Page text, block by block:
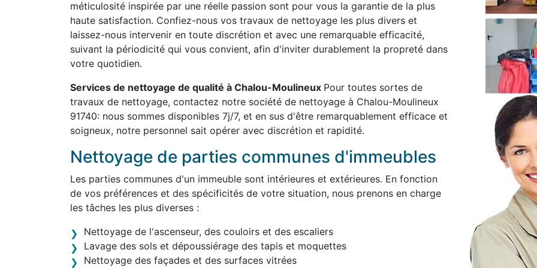
méticulosité inspirée par une réelle passion sont pour vous la garantie de la plus
haute satisfaction. Confiez-nous vos travaux de nettoyage les plus divers et
laissez-nous intervenir en toute discrétion et avec une remarquable efficacité,
suivant la périodicité qui vous convient, afin d'inviter durablement la propreté dans
votre quotidien.
Services de nettoyage de qualité à Chalou-Moulineux Pour toutes sortes de
travaux de nettoyage, contactez notre société de nettoyage à Chalou-Moulineux
91740: nous sommes disponibles 7j/7, et en sus d'être remarquablement efficace et
soigneux, notre personnel sait opérer avec discrétion et rapidité.
Nettoyage de parties communes d'immeubles
Les parties communes d'un immeuble sont intérieures et extérieures. En fonction
de vos préférences et des spécificités de votre situation, nous prenons en charge
les tâches les plus diverses :
Nettoyage de l'ascenseur, des couloirs et des escaliers
Lavage des sols et dépoussiérage des tapis et moquettes
Nettoyage des façades et des surfaces vitrées